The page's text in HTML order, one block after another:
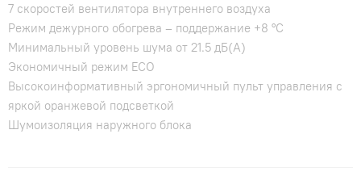
7 скоростей вентилятора внутреннего воздуха
Режим дежурного обогрева – поддержание +8 °С
Минимальный уровень шума от 21.5 дБ(А)
Экономичный режим ECO
Высокоинформативный эргономичный пульт управления с
яркой оранжевой подсветкой
Шумоизоляция наружного блока